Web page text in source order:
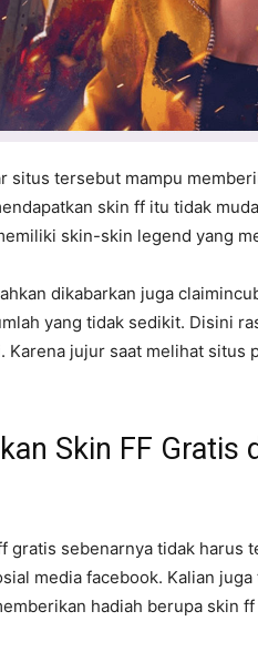
situs tersebut mampu
skin ff itu tidak
skin-skin legend yang
dikabarkan juga
yang tidak sedikit. Disini
Karena jujur saat melihat situs
Skin FF Gratis
gratis sebenarnya tidak harus
media facebook. Kalian
hadiah berupa skin